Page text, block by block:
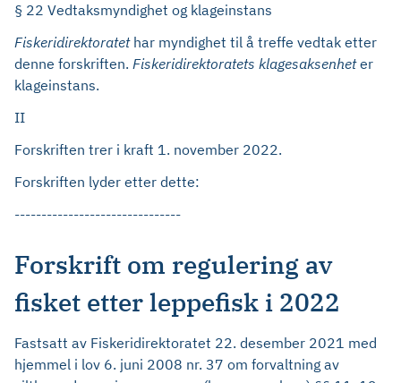
§ 22 Vedtaksmyndighet og klageinstans
Fiskeridirektoratethar myndighet til å treffe vedtak etter
denne forskriften. Fiskeridirektoratets klagesaksenheter
klageinstans.
II
Forskriften trer i kraft 1. november 2022.
Forskriften lyder etter dette:
-------------------------------
Forskrift om regulering av
fisket etter leppefisk i 2022
Fastsatt av Fiskeridirektoratet 22. desember 2021 med
hjemmel i lov 6. juni 2008 nr. 37 om forvaltning av